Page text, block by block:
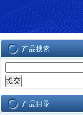
产品搜索
产品目录